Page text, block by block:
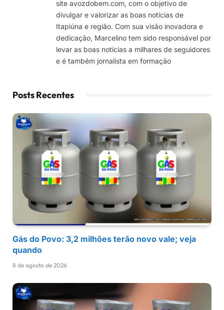
site avozdobem.com, com o objetivo de
divulgar e valorizar as boas notícias de
Itapiúna e região. Com sua visão inovadora e
dedicação, Marcelino tem sido responsável por
levar as boas notícias a milhares de seguidores
e é também jornalista em formação
Posts Recentes
Gás do Povo: 3,2 milhões terão novo vale; veja
quando
8 de agosto de 2026